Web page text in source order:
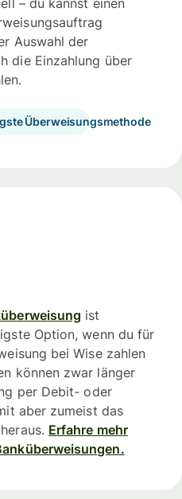
– du kannst einen
Auswahl der
die Einzahlung über
Überweisungsmethode
ist
Option, wenn du für
bei Wise zahlen
können zwar länger
per Debit- oder
aber zumeist das
Erfahre mehr